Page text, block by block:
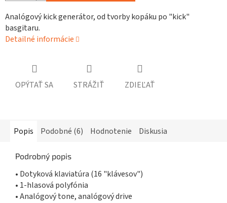
Analógový kick generátor, od tvorby kopáku po "kick"
basgitaru.
Detailné informácie
OPÝTAŤ SA STRÁŽIŤ ZDIEĽAŤ
Popis Podobné (6) Hodnotenie Diskusia
Podrobný popis
• Dotyková klaviatúra (16 "klávesov")
• 1-hlasová polyfónia
• Analógový tone, analógový drive